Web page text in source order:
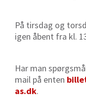
På tirsdag og
igen åbent fra kl.
Har man
mail på enten
as.dk.